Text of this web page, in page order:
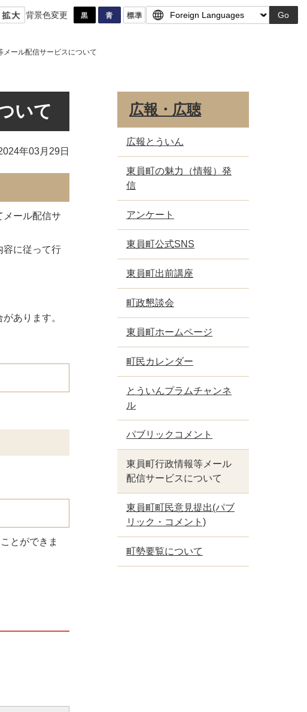
背景色変更 Go
メール配信サービスについて
いて
年03月29日
メール配信サ
容に従って行
あります。
とができま
広報・広聴
広報とういん
東員町の魅力（情報）発
信
アンケート
東員町公式SNS
東員町出前講座
町政懇談会
東員町ホームページ
町民カレンダー
とういんプラムチャンネ
ル
パブリックコメント
東員町行政情報等メール
配信サービスについて
東員町町民意見提出(パブ
リック・コメント)
町勢要覧について